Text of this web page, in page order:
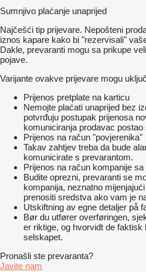
Sumnjivo plaćanje unaprijed
Najčešći tip prijevare. Nepošteni
iznos kapare kako bi "rezervisali"
Dakle, prevaranti mogu sa prikupe
pojave.
Varijante ovakve prijevare mogu
Prijenos pretplate na karticu
Nemojte plaćati unaprijed bez
potvrđuju postupak prijenosa
komuniciranja prodavac postao
Prijenos na račun "povjerenika"
Takav zahtjev treba da bude
komunicirate s prevarantom.
Prijenos na račun kompanije
Budite oprezni, prevaranti se
kompanija, neznatno
prenositi sredstva ako vam je
Utskiftning av egne detaljer på
Bør du utfører overføringen,
er riktige, og hvorvidt de
selskapet.
Pronašli ste prevaranta?
Javite nam